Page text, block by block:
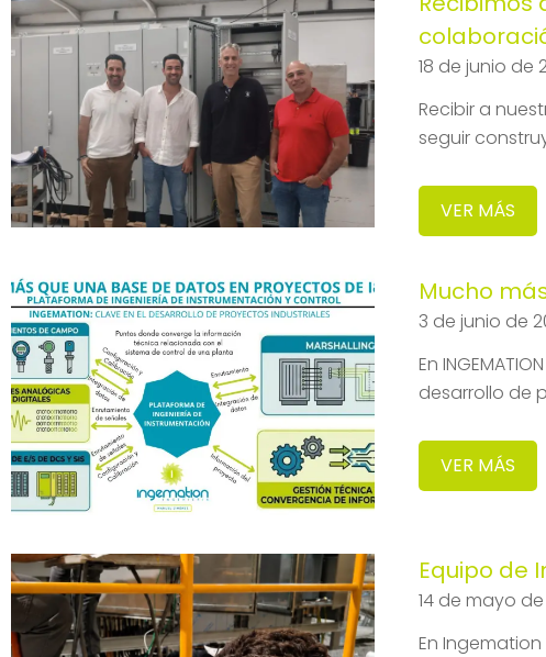
18 de junio de
Recibir a
seguir
VER MÁS
Mucho
3 de junio de
En
desarrollo de
VER MÁS
Equipo de
14 de mayo
En